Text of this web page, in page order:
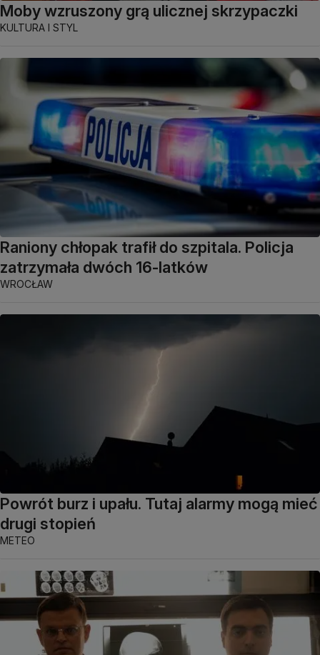
Moby wzruszony grą ulicznej skrzypaczki
KULTURA I STYL
Raniony chłopak trafił do szpitala. Policja
zatrzymała dwóch 16-latków
WROCŁAW
Powrót burz i upału. Tutaj alarmy mogą mieć
drugi stopień
METEO